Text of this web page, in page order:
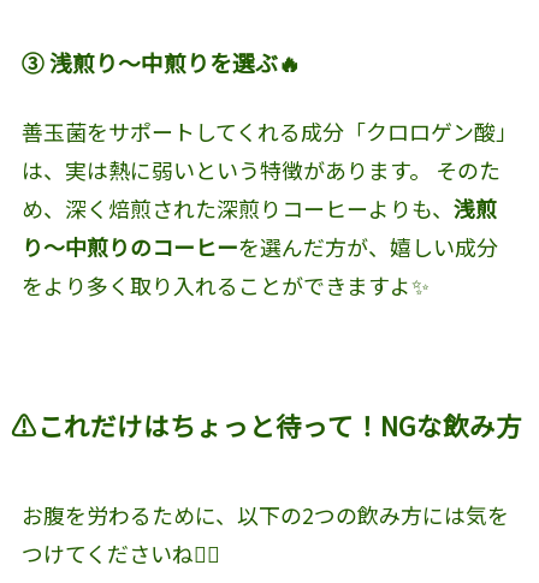
③ 浅煎り〜中煎りを選ぶ🔥
善玉菌をサポートしてくれる成分「クロロゲン酸」
は、実は熱に弱いという特徴があります。 そのた
め、深く焙煎された深煎りコーヒーよりも、 浅煎
り〜中煎りのコーヒーを選んだ方が、嬉しい成分
をより多く取り入れることができますよ✨
⚠️これだけはちょっと待って！NGな飲み方
お腹を労わるために、以下の2つの飲み方には気を
つけてくださいね🙅‍♂️